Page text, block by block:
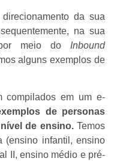
da sua
na sua
meio doInbound
alguns exemplos de
compilados em um e-
de personas
de ensino.Temos
(ensino infantil, ensino
II, ensino médio e pré-